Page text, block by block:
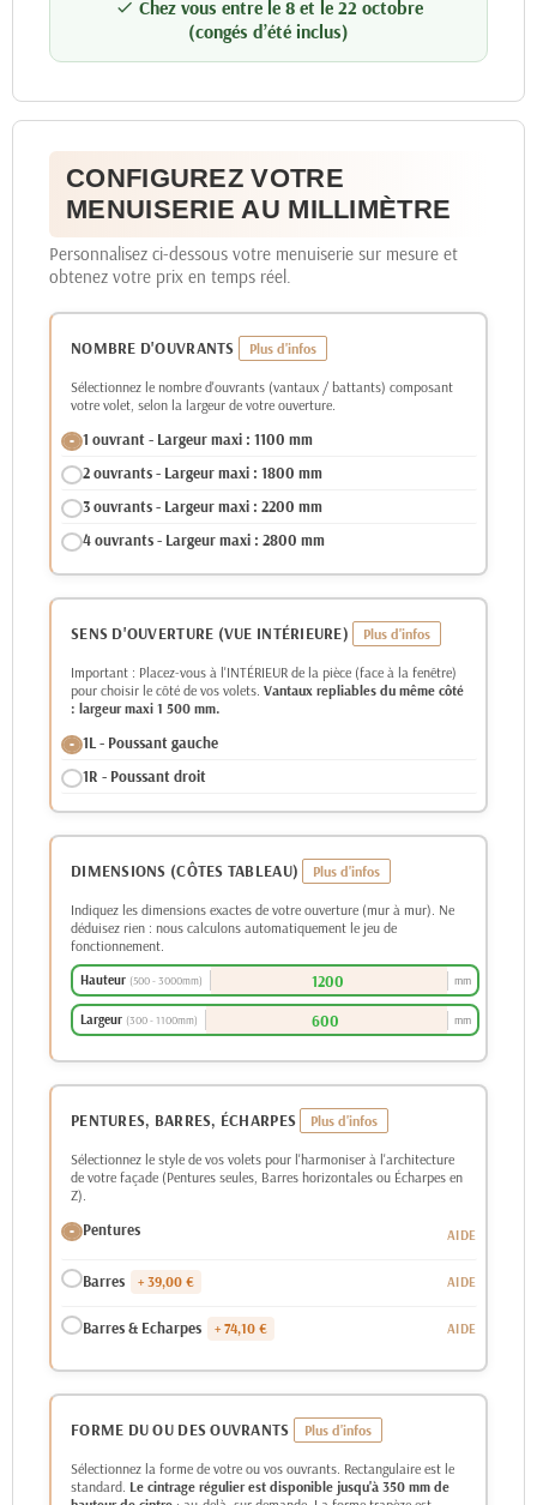
 Chez vous entre le 8 et le 22 octobre
(congés d’été inclus)
CONFIGUREZ VOTRE
MENUISERIE AU MILLIMÈTRE
Personnalisez ci-dessous votre menuiserie sur mesure et
obtenez votre prix en temps réel.
NOMBRE D'OUVRANTS
Sélectionnez le nombre d'ouvrants (vantaux / battants) composant
votre volet, selon la largeur de votre ouverture.
1 ouvrant - Largeur maxi : 1100 mm
2 ouvrants - Largeur maxi : 1800 mm
3 ouvrants - Largeur maxi : 2200 mm
4 ouvrants - Largeur maxi : 2800 mm
SENS D'OUVERTURE (VUE INTÉRIEURE)
Important : Placez-vous à l'INTÉRIEUR de la pièce (face à la fenêtre)
pour choisir le côté de vos volets. Vantaux repliables du même côté
: largeur maxi 1 500 mm.
1L - Poussant gauche
1R - Poussant droit
DIMENSIONS (CÔTES TABLEAU)
Indiquez les dimensions exactes de votre ouverture (mur à mur). Ne
déduisez rien : nous calculons automatiquement le jeu de
fonctionnement.
Hauteur (500 - 3000mm) mm
Largeur (300 - 1100mm) mm
PENTURES, BARRES, ÉCHARPES
Sélectionnez le style de vos volets pour l'harmoniser à l'architecture
de votre façade (Pentures seules, Barres horizontales ou Écharpes en
Z).
Pentures
Barres + 39,00 €
Barres & Echarpes + 74,10 €
FORME DU OU DES OUVRANTS
Sélectionnez la forme de votre ou vos ouvrants. Rectangulaire est le
standard. Le cintrage régulier est disponible jusqu'à 350 mm de